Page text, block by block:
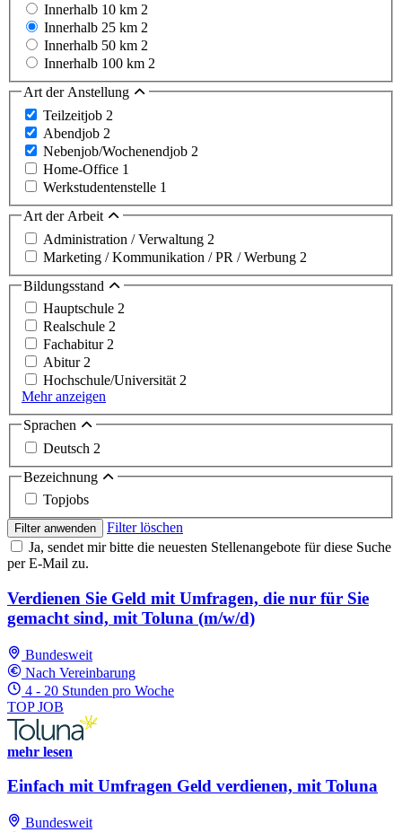
Innerhalb 10 km 2
Innerhalb 25 km 2
Innerhalb 50 km 2
Innerhalb 100 km 2
Art der Anstellung
Teilzeitjob 2
Abendjob 2
Nebenjob/Wochenendjob 2
Home-Office 1
Werkstudentenstelle 1
Art der Arbeit
Administration / Verwaltung 2
Marketing / Kommunikation / PR / Werbung 2
Bildungsstand
Hauptschule 2
Realschule 2
Fachabitur 2
Abitur 2
Hochschule/Universität 2
Mehr anzeigen
Sprachen
Deutsch 2
Bezeichnung
Topjobs
Filter anwenden
Filter löschen
Ja, sendet mir bitte die neuesten Stellenangebote für diese Suche
per E-Mail zu.
Verdienen Sie Geld mit Umfragen, die nur für Sie
gemacht sind, mit Toluna (m/w/d)
Bundesweit
Nach Vereinbarung
4 - 20 Stunden pro Woche
TOP JOB
mehr lesen
Einfach mit Umfragen Geld verdienen, mit Toluna
Bundesweit